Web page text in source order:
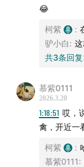
😂
柯紫 :
驴小白:
共3条回复
慕紫0111
2026.3.20
1:18:51 哎，
禽，开近
柯紫 :
慕紫0111: